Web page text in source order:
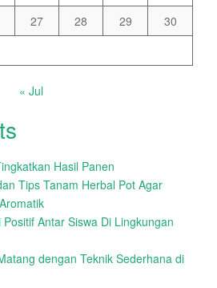
27 28 29
30
« Jul
Hasil Panen
Tips Tanam Herbal Pot Agar
Antar Siswa Di Lingkungan
dengan Teknik Sederhana di